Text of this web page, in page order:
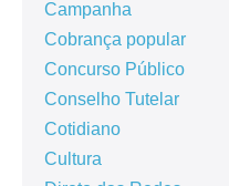
Campanha
Cobrança popular
Concurso Público
Conselho Tutelar
Cotidiano
Cultura